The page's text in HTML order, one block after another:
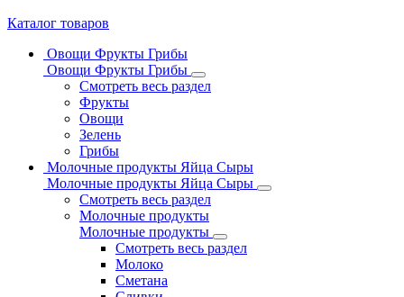
Каталог товаров
Овощи Фрукты Грибы
Овощи Фрукты Грибы
Смотреть весь раздел
Фрукты
Овощи
Зелень
Грибы
Молочные продукты Яйца Сыры
Молочные продукты Яйца Сыры
Смотреть весь раздел
Молочные продукты
Молочные продукты
Смотреть весь раздел
Молоко
Сметана